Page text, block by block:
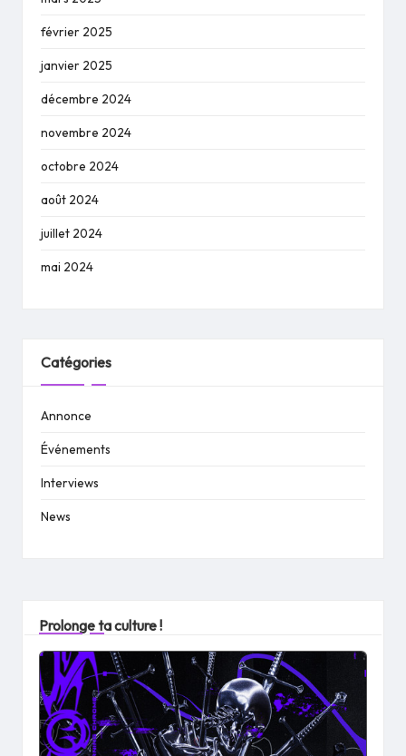
février 2025
janvier 2025
décembre 2024
novembre 2024
octobre 2024
août 2024
juillet 2024
mai 2024
Catégories
Annonce
Événements
Interviews
News
Prolonge ta culture !